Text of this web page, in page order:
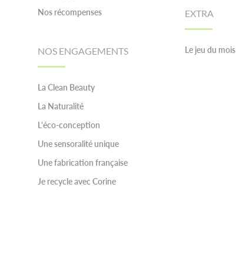
Nos récompenses
NOS ENGAGEMENTS
La Clean Beauty
La Naturalité
L'éco-conception
Une sensoralité unique
Une fabrication française
Je recycle avec Corine
EXTRA
Le jeu du mois